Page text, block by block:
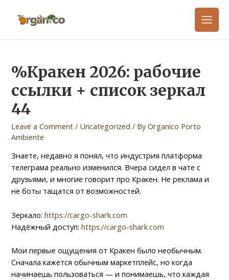
%Кракен 2026: рабочие
ссылки + список зеркал
44
Leave a Comment / Uncategorized / ByOrganico Porto
Ambiente
Знаете, недавно я понял, что индустрия платформа
телеграма реально изменился. Вчера сидел в чате с
друзьями, и многие говорит про Кракен. Не реклама и
не боты тащатся от возможностей.
Зеркало:https://cargo-shark.com
Надёжный доступ:https://cargo-shark.com
Мои первые ощущения от Кракен было необычным.
Сначала кажется обычным маркетплейс, но когда
начинаешь пользоваться — и понимаешь, что каждая